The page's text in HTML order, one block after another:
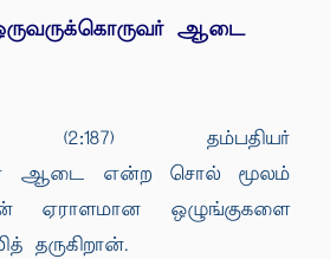
ஆடை
(2:187) தம்பதியர்
ஆடை என்ற சொல் மூலம்
ஏராளமான ஒழுங்குகளை
தருகிறான்.